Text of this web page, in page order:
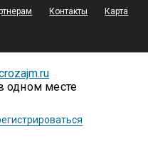
Контакты
Карта
одном месте